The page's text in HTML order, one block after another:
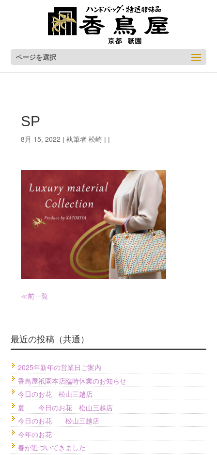
ページを選択
SP
8月 15, 2022 | 執筆者 松崎| |
≪前一覧
最近の投稿（共通）
2025年新年の営業日ご案内
香鳥屋祇園本店臨時休業のお知らせ
今日のお花 松山三越店
夏 今日のお花 松山三越店
今日のお花 松山三越店
今年のお花
春が近づいてきました